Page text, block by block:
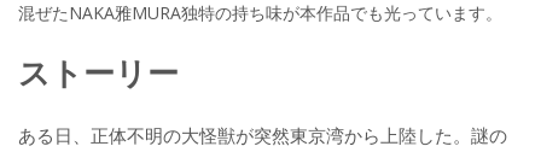
混ぜたNAKA雅MURA独特の持ち味が本作品でも光っています。
ストーリー
ある日、正体不明の大怪獣が突然東京湾から上陸した。謎の